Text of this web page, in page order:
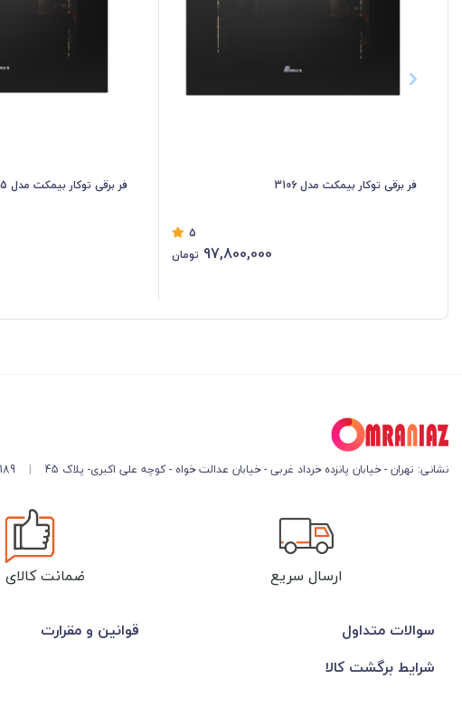
فر برقی توکار بیمکث مدل 3106
5
97,800,000 تومان
فر برقی توکار بیمکث مدل 3105
نشانی: تهران - خیابان پانزده خرداد غربی - خیابان عدالت خواه - کوچه علی اکبری- پلاک 45 |
ارسال سریع ضمانت
سوالات متداول قوانین و مقرارت
شرایط برگشت کالا